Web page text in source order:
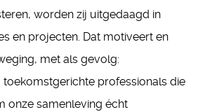
worden zij uitgedaagd in
en projecten. Dat motiveert en
met als gevolg:
toekomstgerichte professionals die
onze samenleving écht